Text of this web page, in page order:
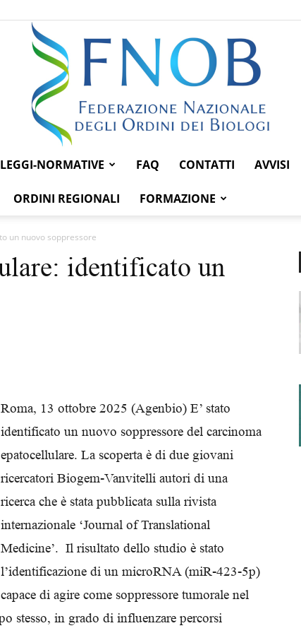
Federazione
LEGGI-NORMATIVE FAQ CONTATTI AVVISI
ORDINI REGIONALI FORMAZIONE
un nuovo soppressore
identificato un
Roma, 13 ottobre 2025 (Agenbio) E’ stato
identificato un nuovo soppressore del carcinoma
epatocellulare. La scoperta è di due giovani
ricercatori Biogem-Vanvitelli autori di una
ricerca che è stata pubblicata sulla rivista
internazionale ‘Journal of Translational
Medicine’. Il risultato dello studio è stato
l’identificazione di un microRNA (miR-423-5p)
capace di agire come soppressore tumorale nel
stesso, in grado di influenzare percorsi